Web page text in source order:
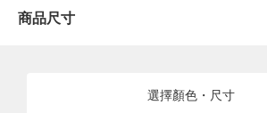
異材質拼接設計讓小小時尚迷愛不釋手。恰
不只適合單穿，也可搭配針織衫或襯衫作為
商品尺寸
選擇顏色・尺寸